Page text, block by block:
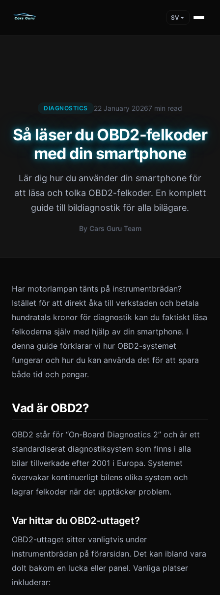
SV
DIAGNOSTICS 22 January 20267 min read
Så läser du OBD2-felkoder
med din smartphone
Lär dig hur du använder din smartphone för
att läsa och tolka OBD2-felkoder. En komplett
guide till bildiagnostik för alla bilägare.
By Cars Guru Team
Har motorlampan tänts på instrumentbrädan?
Istället för att direkt åka till verkstaden och betala
hundratals kronor för diagnostik kan du faktiskt läsa
felkoderna själv med hjälp av din smartphone. I
denna guide förklarar vi hur OBD2-systemet
fungerar och hur du kan använda det för att spara
både tid och pengar.
Vad är OBD2?
OBD2 står för “On-Board Diagnostics 2” och är ett
standardiserat diagnostiksystem som finns i alla
bilar tillverkade efter 2001 i Europa. Systemet
övervakar kontinuerligt bilens olika system och
lagrar felkoder när det upptäcker problem.
Var hittar du OBD2-uttaget?
OBD2-uttaget sitter vanligtvis under
instrumentbrädan på förarsidan. Det kan ibland vara
dolt bakom en lucka eller panel. Vanliga platser
inkluderar: